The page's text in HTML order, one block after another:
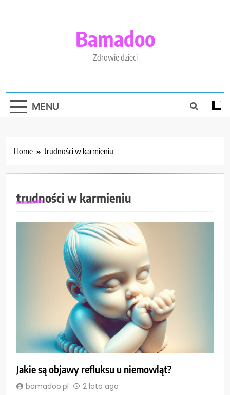
Bamadoo
Zdrowie dzieci
MENU
Home trudności w karmieniu
trudności w karmieniu
Jakie są objawy refluksu u niemowląt?
bamadoo.pl 2 lata ago